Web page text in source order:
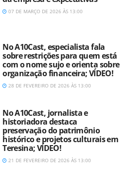
07 DE MARÇO DE 2026 ÀS 13:00
No A10Cast, especialista fala
sobre restrições para quem está
com o nome sujo e orienta sobre
organização financeira; VÍDEO!
28 DE FEVEREIRO DE 2026 ÀS 13:00
No A10Cast, jornalista e
historiadora destaca
preservação do patrimônio
histórico e projetos culturais em
Teresina; VÍDEO!
21 DE FEVEREIRO DE 2026 ÀS 13:00